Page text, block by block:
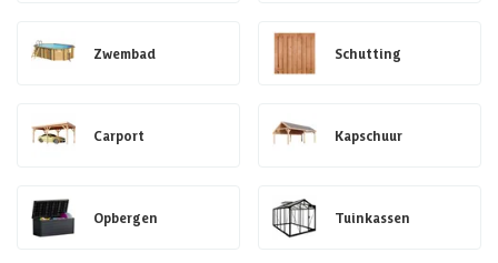
Zwembad Schutting
Carport Kapschuur
Opbergen Tuinkassen